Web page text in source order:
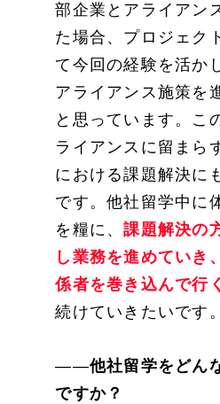
部企業とアライアン
た場合、プロジェク
て今回の経験を活か
アライアンス施策を
と思っています。こ
ライアンスに留まら
における課題解決に
です。他社留学中に
を糧に、課題解決の
し業務を進めていき
係者を巻き込んで行
続けていきたいです。
――他社留学をどん
ですか？